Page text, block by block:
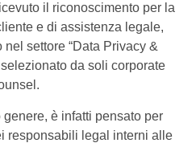
il riconoscimento per la
e di assistenza legale,
settore “Data Privacy &
da soli corporate
genere, è infatti pensato per
responsabili legal interni alle